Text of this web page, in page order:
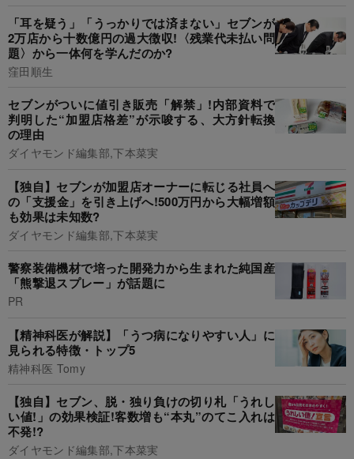
「耳を疑う」「うっかりでは済まない」セブンが
2万店から十数億円の過大徴収!〈残業代未払い問
題〉から一体何を学んだのか?
窪田順生
セブンがついに値引き販売「解禁」!内部資料で
判明した“加盟店格差”が示唆する、大方針転換
の理由
ダイヤモンド編集部,下本菜実
【独自】セブンが加盟店オーナーに転じる社員へ
の「支援金」を引き上げへ!500万円から大幅増額
も効果は未知数?
ダイヤモンド編集部,下本菜実
警察装備機材で培った開発力から生まれた純国産
「熊撃退スプレー」が話題に
PR
【精神科医が解説】「うつ病になりやすい人」に
見られる特徴・トップ5
精神科医 Tomy
【独自】セブン、脱・独り負けの切り札「うれし
い値!」の効果検証!客数増も“本丸”のてこ入れは
不発!?
ダイヤモンド編集部,下本菜実